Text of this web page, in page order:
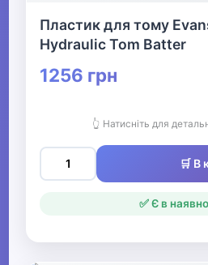
Пластик для тому
Hydraulic Tom Batter
1256 грн
👆 Натисніть для
🛒 В
✅ Є в